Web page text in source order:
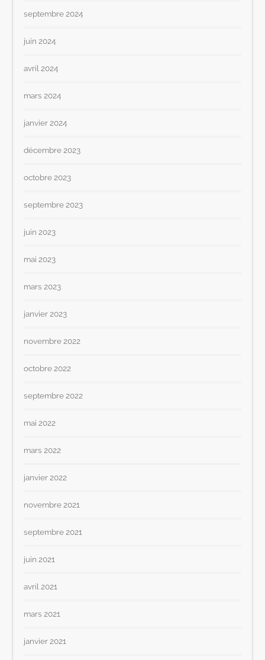
septembre 2024
juin 2024
avril 2024
mars 2024
janvier 2024
décembre 2023
octobre 2023
septembre 2023
juin 2023
mai 2023
mars 2023
janvier 2023
novembre 2022
octobre 2022
septembre 2022
mai 2022
mars 2022
janvier 2022
novembre 2021
septembre 2021
juin 2021
avril 2021
mars 2021
janvier 2021